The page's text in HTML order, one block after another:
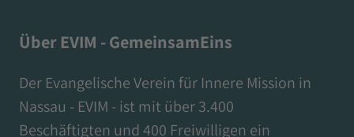
Über EVIM - GemeinsamEins
Der Evangelische Verein für Innere Mission in
Nassau - EVIM - ist mit über 3.400
Beschäftigten und 400 Freiwilligen ein